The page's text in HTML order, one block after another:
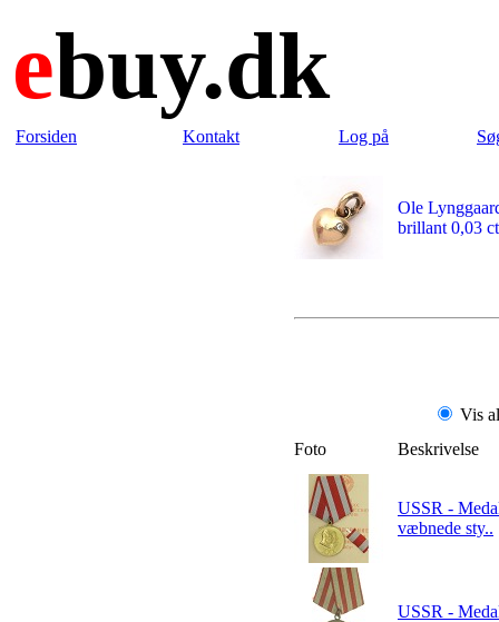
ebuy.dk
Forsiden Kontakt Log på
Ole
brillant 0,03
Vis
Foto
Beskrivelse
USSR -
væbnede sty..
USSR -